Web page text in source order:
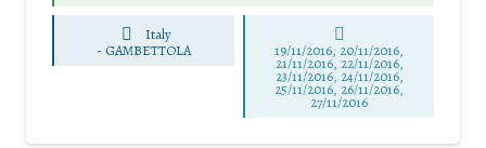
Italy
- GAMBETTOLA 19/11/2016, 20/11/2016,
21/11/2016, 22/11/2016,
23/11/2016, 24/11/2016,
25/11/2016, 26/11/2016,
27/11/2016